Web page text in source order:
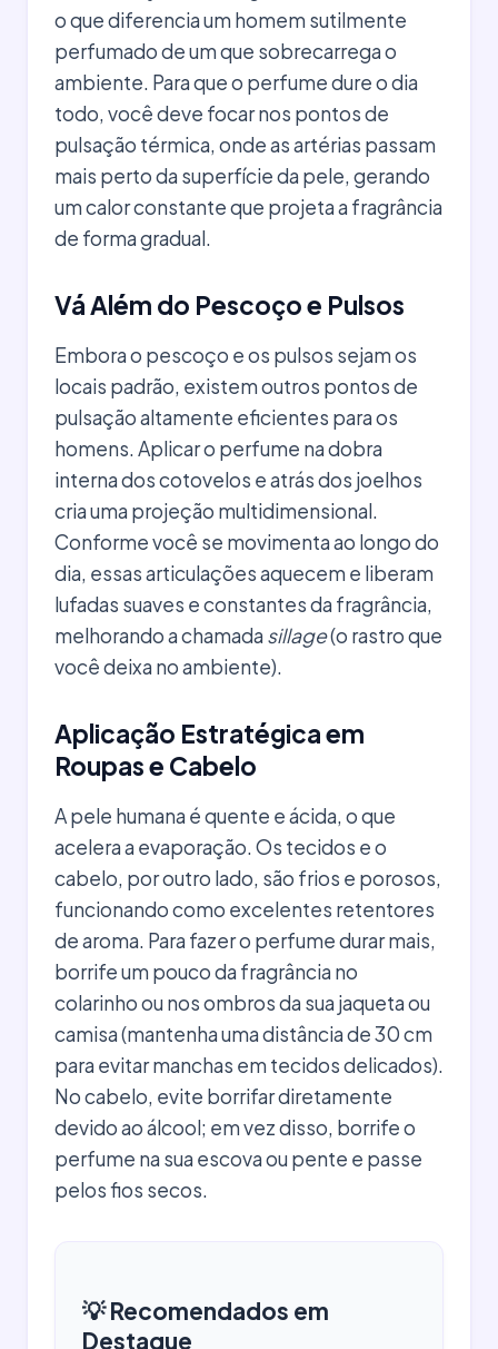
o que diferencia um homem sutilmente
perfumado de um que sobrecarrega o
ambiente. Para que o perfume dure o dia
todo, você deve focar nos pontos de
pulsação térmica, onde as artérias passam
mais perto da superfície da pele, gerando
um calor constante que projeta a fragrância
de forma gradual.
Vá Além do Pescoço e Pulsos
Embora o pescoço e os pulsos sejam os
locais padrão, existem outros pontos de
pulsação altamente eficientes para os
homens. Aplicar o perfume na dobra
interna dos cotovelos e atrás dos joelhos
cria uma projeção multidimensional.
Conforme você se movimenta ao longo do
dia, essas articulações aquecem e liberam
lufadas suaves e constantes da fragrância,
melhorando a chamada sillage(o rastro que
você deixa no ambiente).
Aplicação Estratégica em
Roupas e Cabelo
A pele humana é quente e ácida, o que
acelera a evaporação. Os tecidos e o
cabelo, por outro lado, são frios e porosos,
funcionando como excelentes retentores
de aroma. Para fazer o perfume durar mais,
borrife um pouco da fragrância no
colarinho ou nos ombros da sua jaqueta ou
camisa (mantenha uma distância de 30 cm
para evitar manchas em tecidos delicados).
No cabelo, evite borrifar diretamente
devido ao álcool; em vez disso, borrife o
perfume na sua escova ou pente e passe
pelos fios secos.
💡 Recomendados em
Destaque